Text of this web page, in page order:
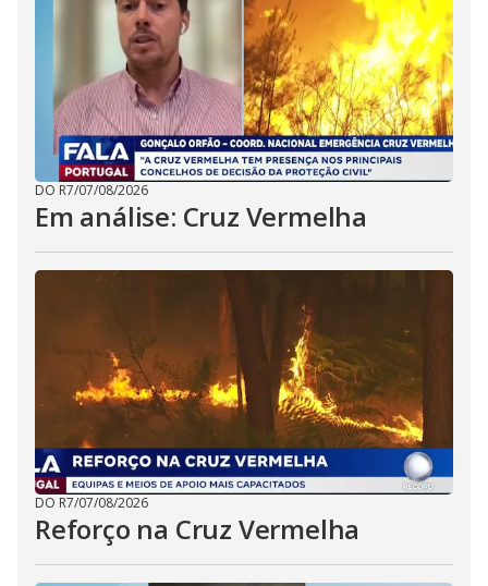
DO R7/07/08/2026
Em análise: Cruz Vermelha
DO R7/07/08/2026
Reforço na Cruz Vermelha